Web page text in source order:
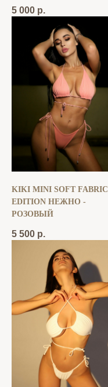
5 000 р.
KIKI MINI SOFT FABRIC
EDITION НЕЖНО -
РОЗОВЫЙ
5 500 р.